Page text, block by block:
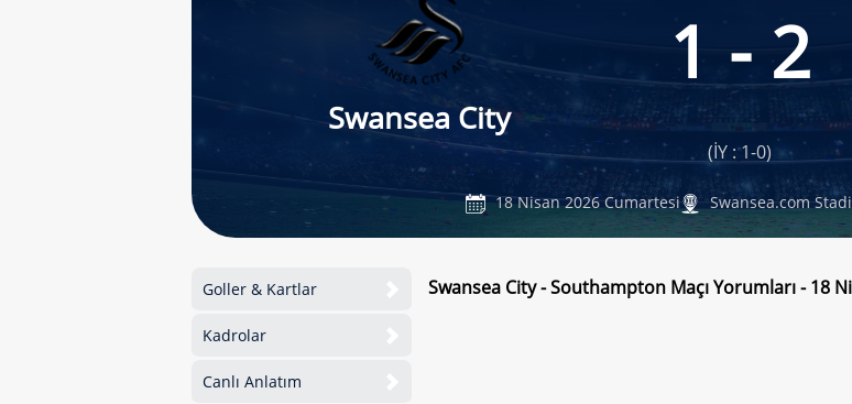
Swansea City
1 - 2
(İY : 1-0)
18 Nisan 2026 Cumartesi Swansea.com
Goller & Kartlar
Kadrolar
Canlı Anlatım
Swansea City - Southampton Maçı Yorumları - 18